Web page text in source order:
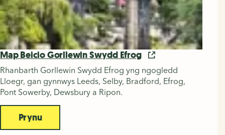
Map Beicio Gorllewin Swydd Efrog
Rhanbarth Gorllewin Swydd Efrog yng ngogledd
Lloegr, gan gynnwys Leeds, Selby, Bradford, Efrog,
Pont Sowerby, Dewsbury a Ripon.
Prynu